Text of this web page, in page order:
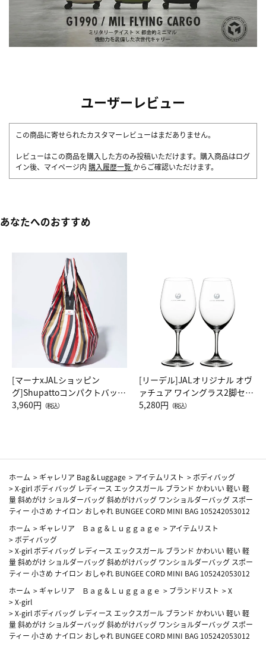
ユーザーレビュー
この商品に寄せられたカスタマーレビューはまだありません。
レビューはこの商品を購入した方のみ投稿いただけます。購入商品はログ
イン後、マイページ内 購入履歴一覧 からご確認いただけます。
あなたへのおすすめ
[マーナxJALショッピン
グ]Shupattoコンパクトバッグ
Drop JAL客室乗務員（LC）ス
3,960円 （税込）
[リーデル]JALオリジナル オヴ
ァチュア ワイングラス2脚セッ
ト（レッドワイン）
5,280円 （税込）
ホーム > ギャレリア Bag＆Luggage > アイテムリスト > ボディバッグ
>X-girl ボディバッグ レディース エックスガール ブランド かわいい 軽い 軽
量 斜めがけ ショルダーバッグ 斜めがけバッグ ワンショルダーバッグ スポー
ティー 小さめ ナイロン おしゃれ BUNGEE CORD MINI BAG 105242053012
ホーム > ギャレリア Ｂａｇ＆Ｌｕｇｇａｇｅ > アイテムリスト
> ボディバッグ
>X-girl ボディバッグ レディース エックスガール ブランド かわいい 軽い 軽
量 斜めがけ ショルダーバッグ 斜めがけバッグ ワンショルダーバッグ スポー
ティー 小さめ ナイロン おしゃれ BUNGEE CORD MINI BAG 105242053012
ホーム > ギャレリア Ｂａｇ＆Ｌｕｇｇａｇｅ > ブランドリスト >X
>X-girl
>X-girl ボディバッグ レディース エックスガール ブランド かわいい 軽い 軽
量 斜めがけ ショルダーバッグ 斜めがけバッグ ワンショルダーバッグ スポー
ティー 小さめ ナイロン おしゃれ BUNGEE CORD MINI BAG 105242053012